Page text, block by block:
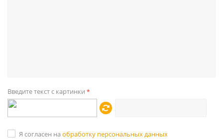
Введите текст с картинки *
Я согласен на обработку персональных данных